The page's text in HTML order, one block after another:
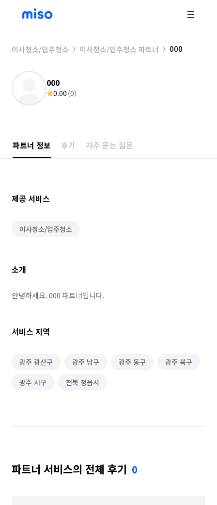
이사청소/입주청소 이사청소/입주청소 파트너 000
000
0.00 (0)
파트너 정보 후기 자주 묻는 질문
제공 서비스
이사청소/입주청소
소개
안녕하세요. 000 파트너입니다.
서비스 지역
광주 광산구 광주 남구 광주 동구 광주 북구
광주 서구 전북 정읍시
파트너 서비스의 전체 후기 0